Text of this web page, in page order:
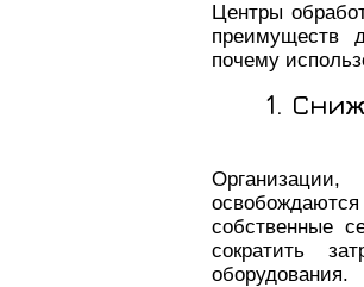
Центры
преимуществ
почему
1.
собственные
сократить
оборудования.